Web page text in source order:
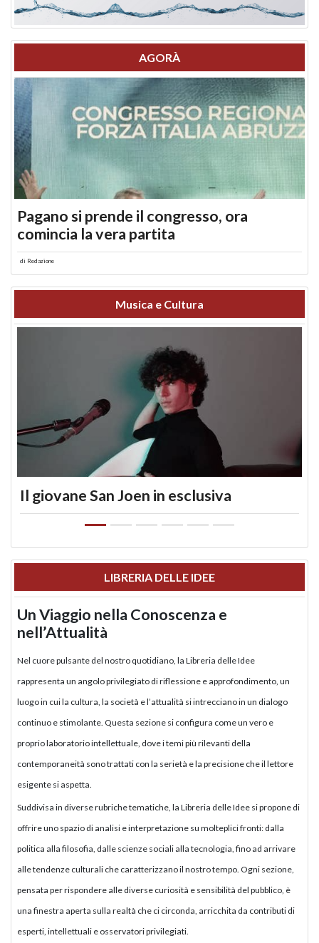
AGORÀ
Pagano si prende il congresso, ora
comincia la vera partita
di Redazione
Musica e Cultura
Il giovane San Joen in esclusiva
LIBRERIA DELLE IDEE
Un Viaggio nella Conoscenza e
nell’Attualità
Nel cuore pulsante del nostro quotidiano, la Libreria delle Idee
rappresenta un angolo privilegiato di riflessione e approfondimento, un
luogo in cui la cultura, la società e l’attualità si intrecciano in un dialogo
continuo e stimolante. Questa sezione si configura come un vero e
proprio laboratorio intellettuale, dove i temi più rilevanti della
contemporaneità sono trattati con la serietà e la precisione che il lettore
esigente si aspetta.
Suddivisa in diverse rubriche tematiche, la Libreria delle Idee si propone di
offrire uno spazio di analisi e interpretazione su molteplici fronti: dalla
politica alla filosofia, dalle scienze sociali alla tecnologia, fino ad arrivare
alle tendenze culturali che caratterizzano il nostro tempo. Ogni sezione,
pensata per rispondere alle diverse curiosità e sensibilità del pubblico, è
una finestra aperta sulla realtà che ci circonda, arricchita da contributi di
esperti, intellettuali e osservatori privilegiati.